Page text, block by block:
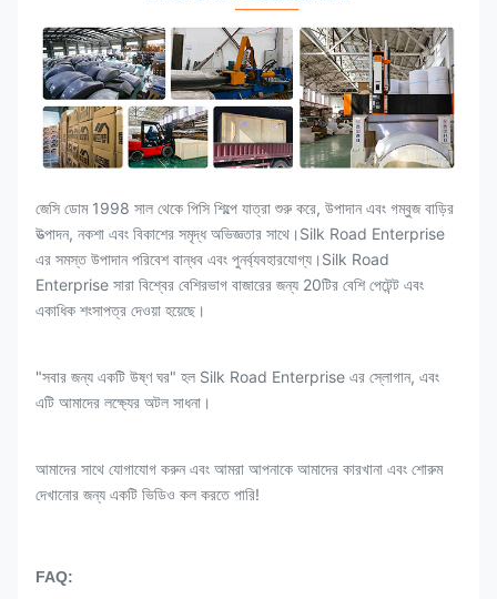
জেসি ডোম 1998 সাল থেকে পিসি শিল্পে যাত্রা শুরু করে, উপাদান এবং গম্বুজ বাড়ির
উত্পাদন, নকশা এবং বিকাশের সমৃদ্ধ অভিজ্ঞতার সাথে।Silk Road Enterprise
এর সমস্ত উপাদান পরিবেশ বান্ধব এবং পুনর্ব্যবহারযোগ্য।Silk Road
Enterprise সারা বিশ্বের বেশিরভাগ বাজারের জন্য 20টির বেশি পেটেন্ট এবং
একাধিক শংসাপত্র দেওয়া হয়েছে।
"সবার জন্য একটি উষ্ণ ঘর" হল Silk Road Enterprise এর স্লোগান, এবং
এটি আমাদের লক্ষ্যের অটল সাধনা।
আমাদের সাথে যোগাযোগ করুন এবং আমরা আপনাকে আমাদের কারখানা এবং শোরুম
দেখানোর জন্য একটি ভিডিও কল করতে পারি!
FAQ: